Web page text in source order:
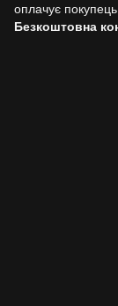
оплачує покупець
Безкоштовна